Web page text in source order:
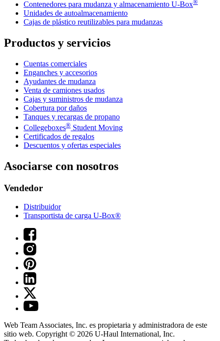
Contenedores para mudanza y almacenamiento U-Box
Unidades de autoalmacenamiento
Cajas de plástico reutilizables para mudanzas
Productos y servicios
Cuentas comerciales
Enganches y accesorios
Ayudantes de mudanza
Venta de camiones usados
Cajas y suministros de mudanza
Cobertura por daños
Tanques y recargas de propano
Collegeboxes® Student Moving
Certificados de regalos
Descuentos y ofertas especiales
Asociarse con nosotros
Vendedor
Distribuidor
Transportista de carga U-Box®
Web Team Associates, Inc. es propietaria y administradora de este
sitio web. Copyright © 2026 U-Haul International, Inc.